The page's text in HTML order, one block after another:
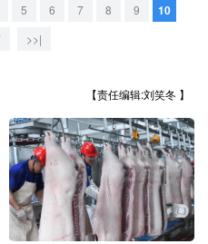
5 6 7 8 9 10
>>|
【责任编辑:刘笑冬 】